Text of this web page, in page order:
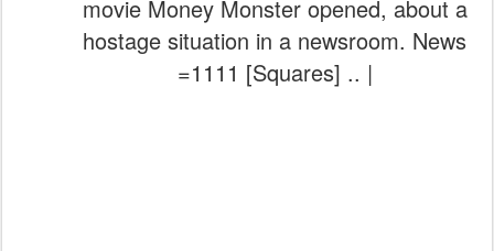
movie Money Monster opened, about a
hostage situation in a newsroom. News
=1111 [Squares] .. |